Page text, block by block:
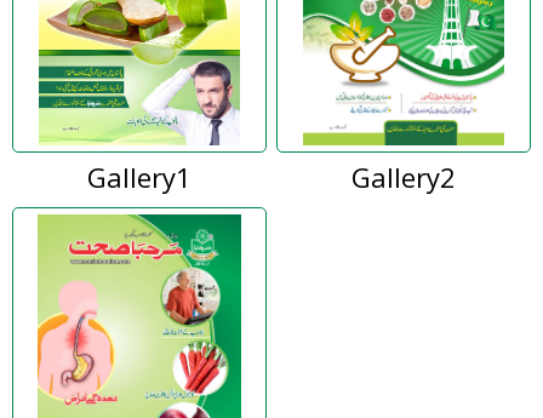
Gallery1 Gallery2